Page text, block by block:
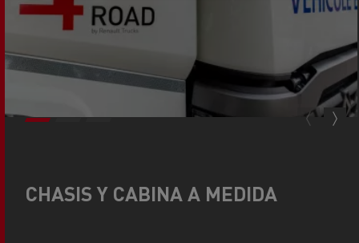
CHASIS Y CABINA A MEDIDA